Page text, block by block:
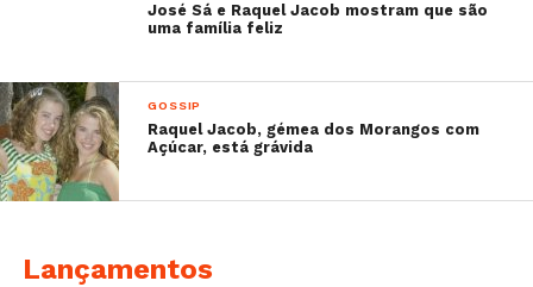
José Sá e Raquel Jacob mostram que são
uma família feliz
GOSSIP
Raquel Jacob, gémea dos Morangos com
Açúcar, está grávida
Lançamentos